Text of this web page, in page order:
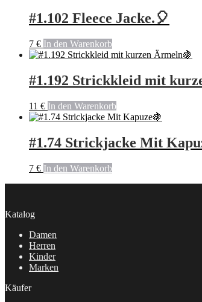
#1.102 Fleece Jacke.🎈
7 € In den Warenkorb
#1.192 Strickkleid mit
11 € In den Warenkorb
#1.74 Strickjacke Mit
7 € In den Warenkorb
Katalog
Damen
Herren
Kinder
Marken
Käufer